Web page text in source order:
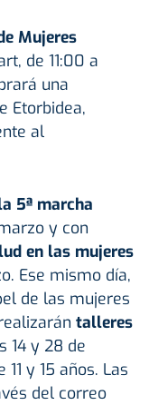
Mujeres
de 11:00 a
una
Etorbidea,
al
5ª marcha
y con
en las mujeres
Ese mismo día,
de las mujeres
talleres
14 y 28 de
y 15 años. Las
del correo